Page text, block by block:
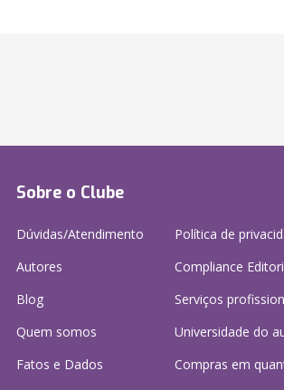
Sobre o Clube
Dúvidas/Atendimento
Autores
Blog
Quem somos
Fatos e Dados
Política de
Compliance
Serviços
Universidade do
Compras em